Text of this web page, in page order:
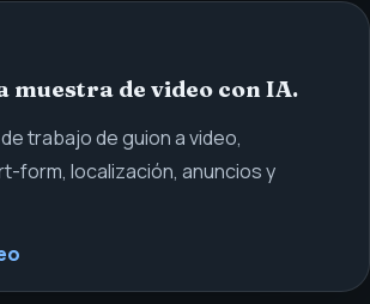
muestra de video con IA.
trabajo de guion a video,
form, localización, anuncios y